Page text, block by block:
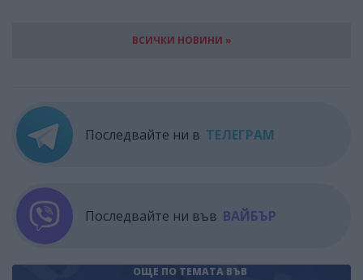
ВСИЧКИ НОВИНИ »
Последвайте ни в ТЕЛЕГРАМ
Последвайте ни във ВАЙБЪР
ОЩЕ ПО ТЕМАТА ВЪВ